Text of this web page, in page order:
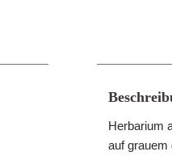
Herbarium
auf grauem